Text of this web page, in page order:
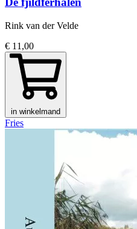
Rink van der Velde
€ 11,00
in winkelmand
Fries